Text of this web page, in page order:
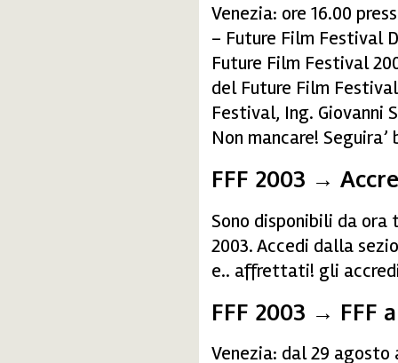
Venezia: ore 16.00
– Future Film Festival
Future Film Festival
del Future Film
Festival, Ing. Giovanni
Non mancare!
FFF 2003 →
Sono disponibili da
2003. Accedi dalla
e.. affrettati! gli
FFF 2003 → FFF
Venezia: dal 29